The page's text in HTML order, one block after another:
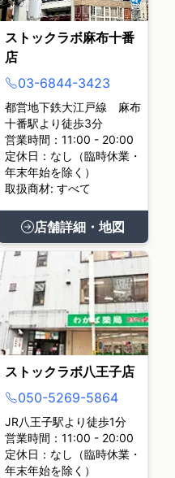
ストックラボ麻布十番
店
03-6844-3423
都営地下鉄大江戸線 麻布
十番駅より徒歩3分
営業時間：11:00 - 20:00
定休日：なし（臨時休業・
年末年始を除く）
取扱商材: すべて
店舗詳細・地図
ストックラボ八王子店
050-5269-5864
JR八王子駅より徒歩1分
営業時間：11:00 - 20:00
定休日：なし（臨時休業・
年末年始を除く）